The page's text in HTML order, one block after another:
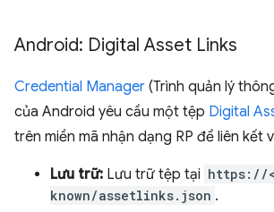
Android: Digital Asset Links
Credential Manager (Trình quản lý
của Android yêu cầu một tệp Digital
trên miền mã nhận dạng RP để liên kết
Lưu trữ: Lưu trữ tệp tại https://
known/assetlinks.json .